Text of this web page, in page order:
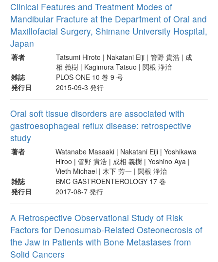
Clinical Features and Treatment Modes of
Mandibular Fracture at the Department of Oral and
Maxillofacial Surgery, Shimane University Hospital,
Japan
著者
Tatsumi Hiroto | Nakatani Eiji | 管野 貴浩 | 成
相 義樹 | Kagimura Tatsuo | 関根 浄治
雑誌
PLOS ONE 10 巻 9 号
発行日
2015-09-3 発行
Oral soft tissue disorders are associated with
gastroesophageal reflux disease: retrospective
study
著者
Watanabe Masaaki | Nakatani Eiji | Yoshikawa
Hiroo | 管野 貴浩 | 成相 義樹 | Yoshino Aya |
Vieth Michael | 木下 芳一 | 関根 浄治
雑誌
BMC GASTROENTEROLOGY 17 巻
発行日
2017-08-7 発行
A Retrospective Observational Study of Risk
Factors for Denosumab-Related Osteonecrosis of
the Jaw in Patients with Bone Metastases from
Solid Cancers